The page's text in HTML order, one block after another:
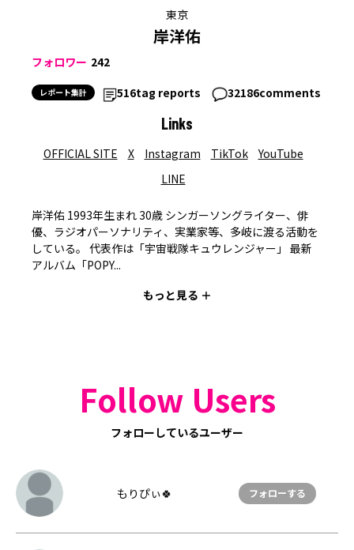
東京
岸洋佑
フォロワー 242
レポート集計 516tag reports 32186comments
Links
OFFICIAL SITE X Instagram TikTok
YouTube
LINE
岸洋佑 1993年生まれ 30歳 シンガーソングライター、俳
優、ラジオパーソナリティ、実業家等、多岐に渡る活動を
している。 代表作は「宇宙戦隊キュウレンジャー」 最新
アルバム「POPY...
もっと見る ＋
Follow Users
フォローしているユーザー
もりぴぃ🍀 フォローする